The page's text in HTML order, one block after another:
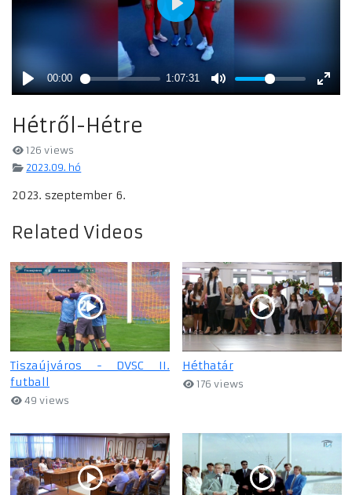
Hétről-Hétre
126 views
2023.09. hó
2023. szeptember 6.
Related Videos
Tiszaújváros - DVSC II.
futball
49 views
Héthatár
176 views